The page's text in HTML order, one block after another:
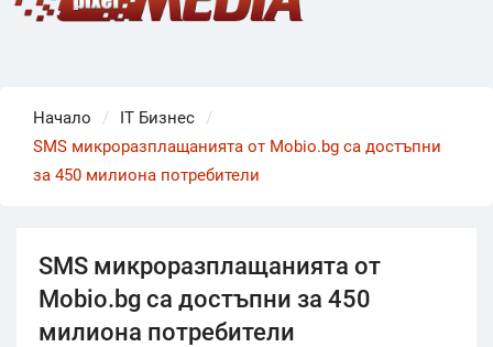
Начало
IT Бизнес
SMS микроразплащанията от Mobio.bg са достъпни
за 450 милиона потребители
SMS микроразплащанията от
Mobio.bg са достъпни за 450
милиона потребители